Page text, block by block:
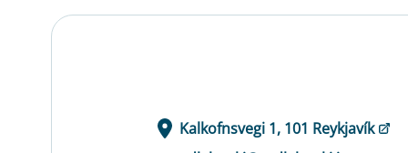
Kalkofnsvegi 1, 101 Reykjavík